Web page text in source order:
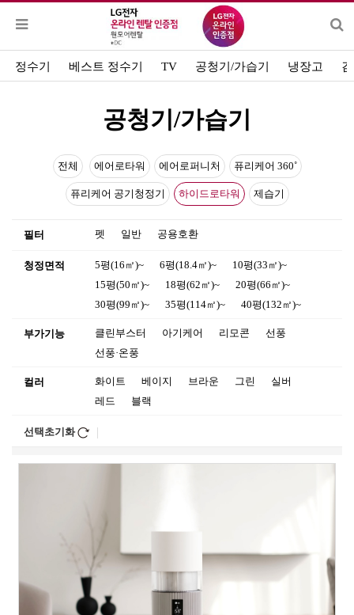
정수기 베스트 정수기 TV 공청기/가습기 냉장고
공청기/가습기
전체 에어로타워 에어로퍼니처 퓨리케어 360˚
퓨리케어 공기청정기 하이드로타워 제습기
필터 펫 일반 공용호환
청정면적 5평(16㎡)~ 6평(18.4㎡)~
10평(33㎡)~
15평(50㎡)~
18평(62㎡)~
20평(66㎡)~
30평(99㎡)~
35평(114㎡)~ 40평(132㎡)~
부가기능 클린부스터 아기케어 리모콘
선풍
선풍·온풍
컬러 화이트 베이지 브라운 그린
실버
레드
블랙
선택초기화